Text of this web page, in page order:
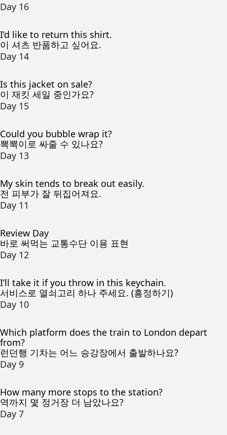
Day 16
I’d like to return this shirt.
이 셔츠 반품하고 싶어요.
Day 14
Is this jacket on sale?
이 재킷 세일 중인가요?
Day 15
Could you bubble wrap it?
뽁뽁이로 싸줄 수 있나요?
Day 13
My skin tends to break out easily.
전 피부가 잘 뒤집어져요.
Day 11
Review Day
바로 써먹는 교통수단 이용 표현
Day 12
I’ll take it if you throw in this keychain.
서비스로 열쇠고리 하나 주세요. (흥정하기)
Day 10
Which platform does the train to London depart
from?
런던행 기차는 어느 승강장에서 출발하나요?
Day 9
How many more stops to the station?
역까지 몇 정거장 더 남았나요?
Day 7